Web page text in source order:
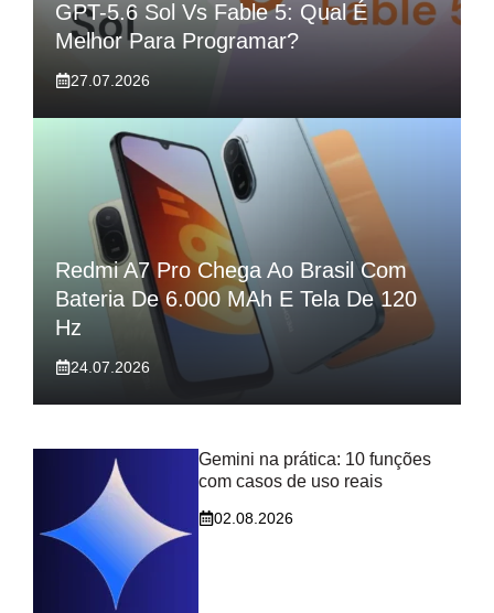
GPT-5.6 Sol Vs Fable 5: Qual É
Melhor Para Programar?
27.07.2026
Redmi A7 Pro Chega Ao Brasil Com
Bateria De 6.000 MAh E Tela De 120
Hz
24.07.2026
Gemini na prática: 10 funções
com casos de uso reais
02.08.2026